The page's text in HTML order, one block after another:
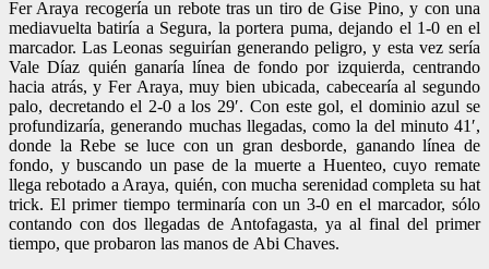
Fer Araya recogería un rebote tras un tiro de Gise Pino, y con una
mediavuelta batiría a Segura, la portera puma, dejando el 1-0 en el
marcador. Las Leonas seguirían generando peligro, y esta vez sería
Vale Díaz quién ganaría línea de fondo por izquierda, centrando
hacia atrás, y Fer Araya, muy bien ubicada, cabecearía al segundo
palo, decretando el 2-0 a los 29′. Con este gol, el dominio azul se
profundizaría, generando muchas llegadas, como la del minuto 41′,
donde la Rebe se luce con un gran desborde, ganando línea de
fondo, y buscando un pase de la muerte a Huenteo, cuyo remate
llega rebotado a Araya, quién, con mucha serenidad completa su hat
trick. El primer tiempo terminaría con un 3-0 en el marcador, sólo
contando con dos llegadas de Antofagasta, ya al final del primer
tiempo, que probaron las manos de Abi Chaves.